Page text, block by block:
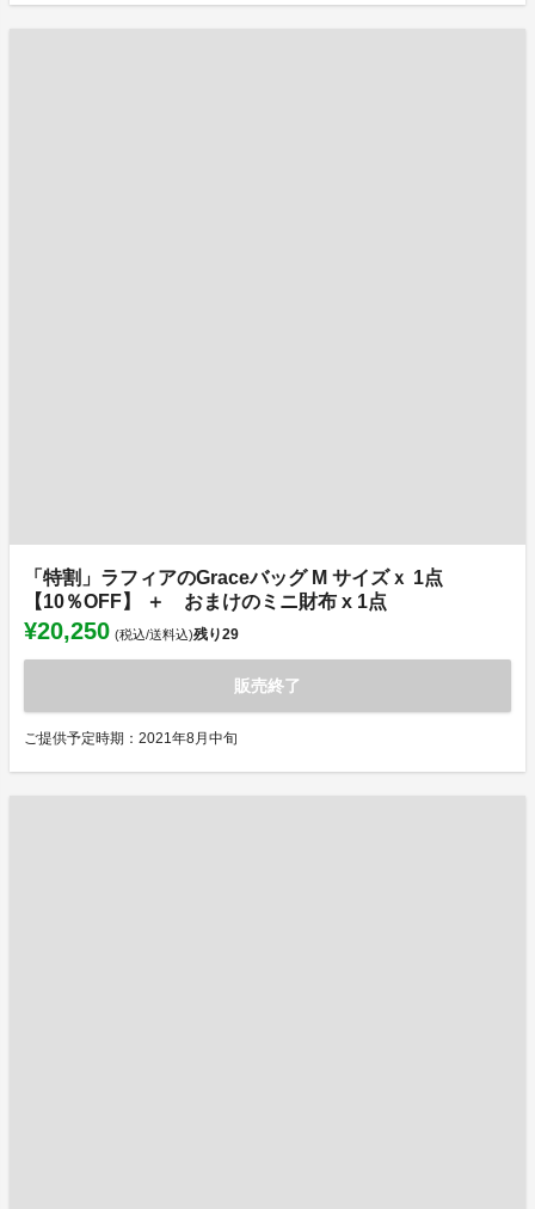
「特割」ラフィアのGraceバッグ M サイズｘ 1点
【10％OFF】 ＋ おまけのミニ財布 x 1点
¥20,250 (税込/送料込)残り29
販売終了
ご提供予定時期：2021年8月中旬